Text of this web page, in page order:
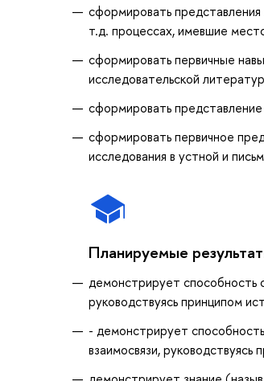
сформировать
т.д. процессах, имевшие
сформировать первичные
исследовательской
сформировать
сформировать первичное
исследования в устной и
Планируемые
демонстрирует способность
руководствуясь принципом
- демонстрирует
взаимосвязи, руководствуясь